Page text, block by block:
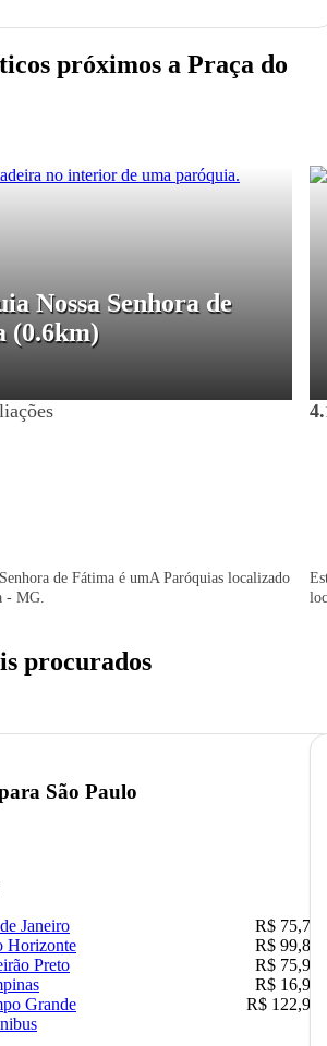
próximos a Praça do
Nossa Senhora de
(0.6km)
de Fátima é umA Paróquias localizado
- MG.
procurados
São Paulo
Janeiro
R$ 75,77
Horizonte
R$ 99,89
Preto
R$ 75,90
R$ 16,90
Grande
R$ 122,90